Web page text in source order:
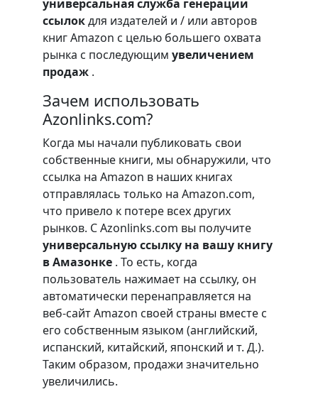
универсальная служба генерации
ссылокдля издателей и / или авторов
книг Amazon с целью большего охвата
рынка с последующим увеличением
продаж .
Зачем использовать
Azonlinks.com?
Когда мы начали публиковать свои
собственные книги, мы обнаружили, что
ссылка на Amazon в наших книгах
отправлялась только на Amazon.com,
что привело к потере всех других
рынков. С Azonlinks.com вы получите
универсальную ссылку на вашу книгу
в Амазонке . То есть, когда
пользователь нажимает на ссылку, он
автоматически перенаправляется на
веб-сайт Amazon своей страны вместе с
его собственным языком (английский,
испанский, китайский, японский и т. Д.).
Таким образом, продажи значительно
увеличились.